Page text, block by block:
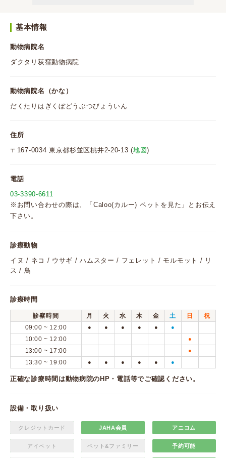
基本情報
動物病院名
ダクタリ荻窪動物病院
動物病院名（かな）
だくたりはぎくぼどうぶつびょういん
住所
〒167-0034 東京都杉並区桃井2-20-13 (地図)
電話
03-3390-6611
※お問い合わせの際は、「Caloo(カルー) ペットを見た」とお伝え
下さい。
診療動物
イヌ / ネコ / ウサギ / ハムスター / フェレット / モルモット / リ
ス / 鳥
診療時間
診察時間 月 火 水 木 金 土 日
祝
09:00 ~ 12:00
● ● ● ● ● ●
10:00 ~ 12:00 ●
13:00 ~ 17:00 ●
13:30 ~ 19:00 ● ● ● ● ● ●
正確な診療時間は動物病院のHP・電話等でご確認ください。
設備・取り扱い
クレジットカード JAHA会員 アニコム
アイペット ペット&ファミリー 予約可能